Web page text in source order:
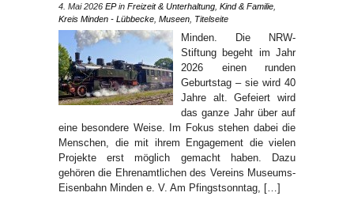
4. Mai 2026 EPin Freizeit & Unterhaltung Kind & Familie
Kreis Minden - Lübbecke Museen Titelseite
Minden. Die NRW-
Stiftung begeht im Jahr
2026 einen runden
Geburtstag – sie wird 40
Jahre alt. Gefeiert wird
das ganze Jahr über auf
eine besondere Weise. Im Fokus stehen dabei die
Menschen, die mit ihrem Engagement die vielen
Projekte erst möglich gemacht haben. Dazu
gehören die Ehrenamtlichen des Vereins Museums-
Eisenbahn Minden e. V. Am Pfingstsonntag, […]